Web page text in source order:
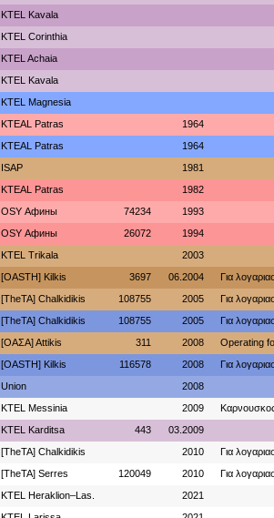
KTEL Kavala
KTEL Corinthia
KTEL Achaia
KTEL Kavala
ΚΤΕL Magnesia
KTEAL Patras 1964
KTEAL Patras 1964
ISAP 1981
KTEAL Patras 1982
OSY Афины 74234 1993
OSY Афины 26072 1994
ΚΤΕL Τrikala 2003
[OASTH] Kilkis 3697 06.2004 Για
[TheTA] Chalkidikis 108755 2005 Για
[TheTA] Chalkidikis 108755 2005 Για
[ΟΑΣΑ] Αttikis 311 2008 Operating
[OASTH] Kilkis 116578 2008 Για
Union 2008
KTEL Messinia 2009
ΚΤΕL Karditsa 443 03.2009
[TheTA] Chalkidikis 2010 Για
[TheTA] Serres 120049 2010 Για
KTEL Heraklion–Las. 2021